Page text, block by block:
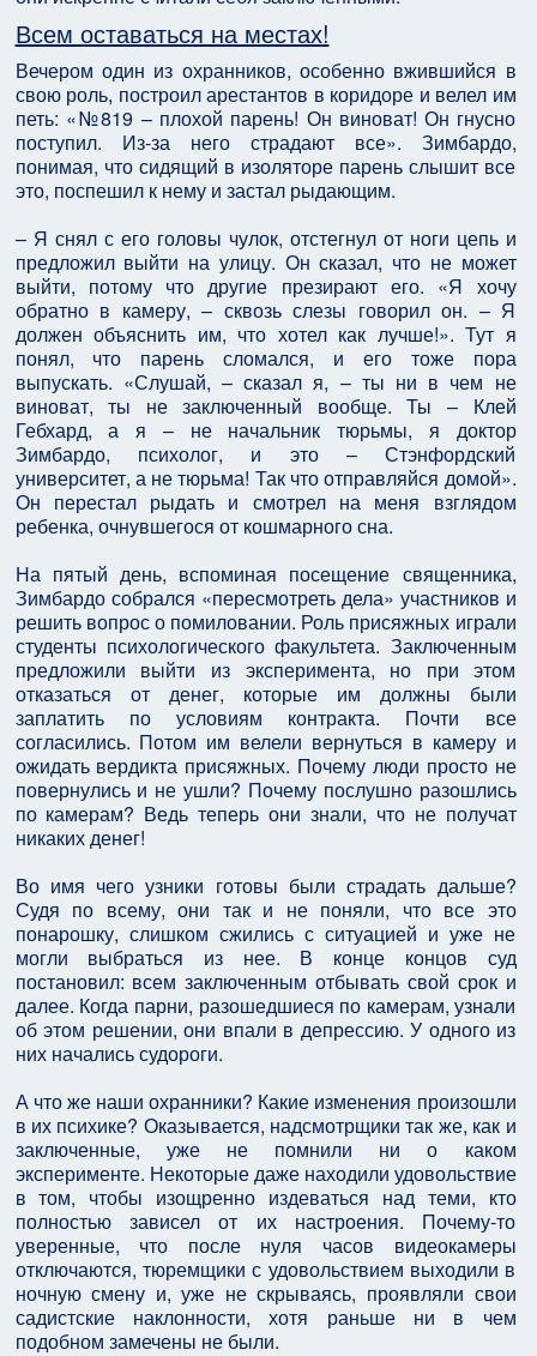
Всем оставаться на местах!
Вечером один из охранников, особенно вжившийся в
свою роль, построил арестантов в коридоре и велел им
петь: «№819 – плохой парень! Он виноват! Он гнусно
поступил. Из-за него страдают все». Зимбардо,
понимая, что сидящий в изоляторе парень слышит все
это, поспешил к нему и застал рыдающим.
– Я снял с его головы чулок, отстегнул от ноги цепь и
предложил выйти на улицу. Он сказал, что не может
выйти, потому что другие презирают его. «Я хочу
обратно в камеру, – сквозь слезы говорил он. – Я
должен объяснить им, что хотел как лучше!». Тут я
понял, что парень сломался, и его тоже пора
выпускать. «Слушай, – сказал я, – ты ни в чем не
виноват, ты не заключенный вообще. Ты – Клей
Гебхард, а я – не начальник тюрьмы, я доктор
Зимбардо, психолог, и это – Стэнфордский
университет, а не тюрьма! Так что отправляйся домой».
Он перестал рыдать и смотрел на меня взглядом
ребенка, очнувшегося от кошмарного сна.
На пятый день, вспоминая посещение священника,
Зимбардо собрался «пересмотреть дела» участников и
решить вопрос о помиловании. Роль присяжных играли
студенты психологического факультета. Заключенным
предложили выйти из эксперимента, но при этом
отказаться от денег, которые им должны были
заплатить по условиям контракта. Почти все
согласились. Потом им велели вернуться в камеру и
ожидать вердикта присяжных. Почему люди просто не
повернулись и не ушли? Почему послушно разошлись
по камерам? Ведь теперь они знали, что не получат
никаких денег!
Во имя чего узники готовы были страдать дальше?
Судя по всему, они так и не поняли, что все это
понарошку, слишком сжились с ситуацией и уже не
могли выбраться из нее. В конце концов суд
постановил: всем заключенным отбывать свой срок и
далее. Когда парни, разошедшиеся по камерам, узнали
об этом решении, они впали в депрессию. У одного из
них начались судороги.
А что же наши охранники? Какие изменения произошли
в их психике? Оказывается, надсмотрщики так же, как и
заключенные, уже не помнили ни о каком
эксперименте. Некоторые даже находили удовольствие
в том, чтобы изощренно издеваться над теми, кто
полностью зависел от их настроения. Почему-то
уверенные, что после нуля часов видеокамеры
отключаются, тюремщики с удовольствием выходили в
ночную смену и, уже не скрываясь, проявляли свои
садистские наклонности, хотя раньше ни в чем
подобном замечены не были.